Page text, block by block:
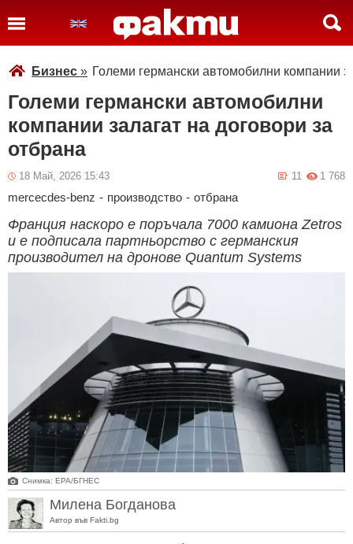
Бизнес » Големи германски автомобилни компании
Големи германски автомобилни
компании залагат на договори за
отбрана
18 Май, 2026 15:43 1 768
11
mercecdes-benz - производство - отбрана
Франция наскоро е поръчала 7000 камиона Zetros
и е подписала партньорство с германския
производител на дронове Quantum Systems
Снимка: ЕРА/БГНЕС
Милена Богданова
Автор във Fakti.bg